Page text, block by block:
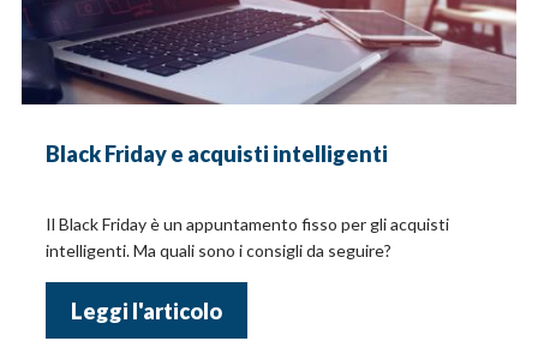
Black Friday e acquisti intelligenti
Il Black Friday è un appuntamento fisso per gli acquisti
intelligenti. Ma quali sono i consigli da seguire?
Leggi l'articolo